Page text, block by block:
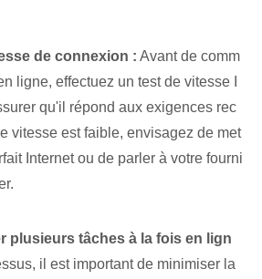
de connexion : ⁤Avant de comm
ligne, effectuez un ⁢test de vitesse I
qu'il répond aux ‌exigences rec
vitesse est faible, envisagez de met
Internet ou de parler à votre fourni
plusieurs tâches à la fois en lign
il est important de minimiser la